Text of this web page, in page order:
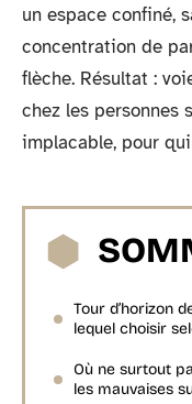
un espace confiné,
concentration de
flèche. Résultat :
chez les personnes
implacable, pour
Tour d’horizon
lequel choisir
Où ne surtout
les mauvaises